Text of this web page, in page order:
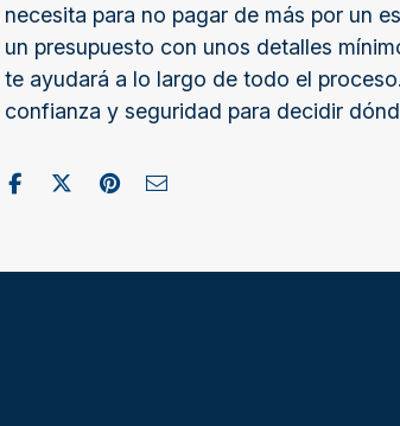
necesita para no pagar de más por un
un presupuesto con unos detalles
te ayudará a lo largo de todo el
confianza y seguridad para decidir
Compartir en Facebook
Publicar en X / Twitter
Compartir en Pinterest
Enviar como correo